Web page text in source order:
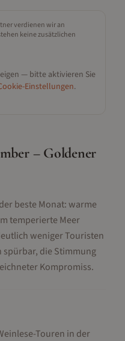
verdienen wir an
keine zusätzlichen
— bitte aktivieren Sie
Einstellungen.
– Goldener
beste Monat: warme
temperierte Meer
weniger Touristen
spürbar, die Stimmung
Kompromiss.
Touren in der